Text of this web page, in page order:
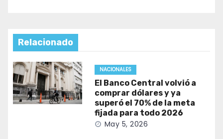
Relacionado
NACIONALES
El Banco Central volvió a
comprar dólares y ya
superó el 70% de la meta
fijada para todo 2026
May 5, 2026